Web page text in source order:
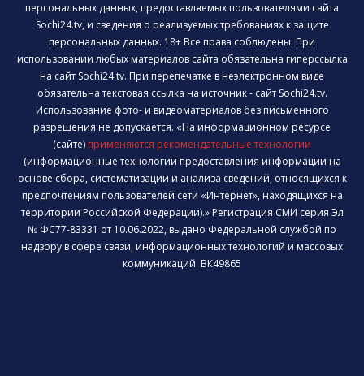
персональных данных, предоставляемых пользователями сайта
Sochi24.tv, и сведения о реализуемых требованиях к защите
персональных данных. 18+ Все права соблюдены. При
использовании любых материалов сайта обязательна гиперссылка
на сайт Sochi24.tv. При перепечатке в неэлектронном виде
обязательна текстовая ссылка на источник - сайт Sochi24.tv.
Использование фото- и видеоматериалов без письменного
разрешения не допускается. «На информационном ресурсе
(сайте) применяются рекомендательные технологии
(информационные технологии предоставления информации на
основе сбора, систематизации и анализа сведений, относящихся к
предпочтениям пользователей сети «Интернет», находящихся на
территории Российской Федерации).» Регистрация СМИ серия Эл
№ ФС77-83331 от 10.06.2022, выдано Федеральной службой по
надзору в сфере связи, информационных технологий и массовых
коммуникаций. ВК49865